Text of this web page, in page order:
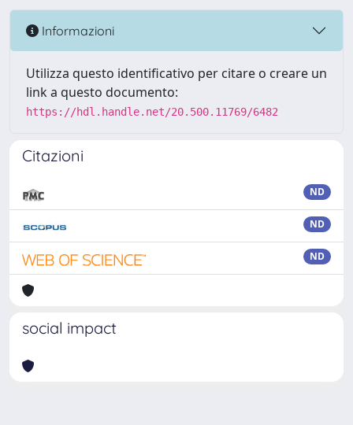
Informazioni
Utilizza questo identificativo per citare o creare un
link a questo documento:
https://hdl.handle.net/20.500.11769/6482
Citazioni
ND
ND
ND
social impact